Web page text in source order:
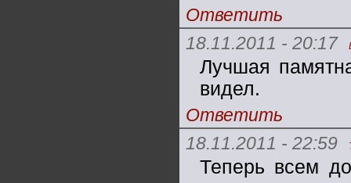
Ответить
18.11.2011 - 20:17
Лучшая
видел.
Ответить
18.11.2011 - 22:59
Теперь всем